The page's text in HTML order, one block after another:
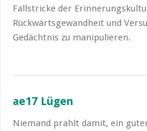
Fallstricke der
Rückwärtsgewandheit und
Gedächtnis zu manipulieren.
ae17 Lügen
Niemand prahlt damit, ein